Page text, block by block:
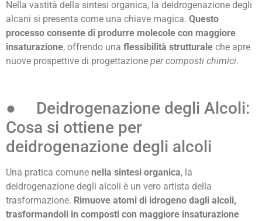
Nella vastità della sintesi organica, la deidrogenazione degli
alcani si presenta come una chiave magica. Questo
processo consente di produrre molecole con maggiore
insaturazione, offrendo una flessibilità strutturale che apre
nuove prospettive di progettazione per composti chimici.
● Deidrogenazione degli Alcoli:
Cosa si ottiene per
deidrogenazione degli alcoli
Una pratica comune nella sintesi organica, la
deidrogenazione degli alcoli è un vero artista della
trasformazione. Rimuove atomi di idrogeno dagli alcoli,
trasformandoli in composti con maggiore insaturazione